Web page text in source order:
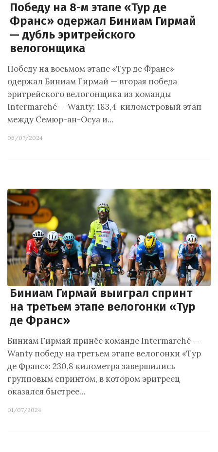
Победу на 8-м этапе «Тур де
Франс» одержал Биниам Гирмай
— дубль эритрейского
велогонщика
Победу на восьмом этапе «Тур де Франс»
одержал Биниам Гирмай — вторая победа
эритрейского велогонщика из команды
Intermarché — Wanty: 183,4-километровый этап
между Семюр-ан-Осуа и…
06/07/2024
Биниам Гирмай выиграл спринт
на третьем этапе велогонки «Тур
де Франс»
Биниам Гирмай принёс команде Intermarché —
Wanty победу на третьем этапе велогонки «Тур
де Франс»: 230,8 километра завершились
групповым спринтом, в котором эритреец
оказался быстрее…
01/07/2024